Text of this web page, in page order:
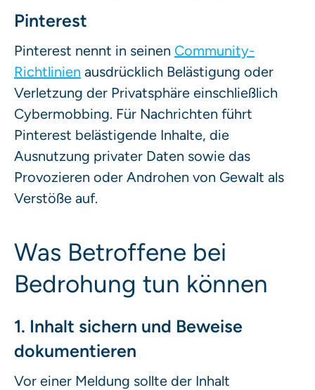
Pinterest
Pinterest nennt in seinen Community-
Richtlinien ausdrücklich Belästigung oder
Verletzung der Privatsphäre einschließlich
Cybermobbing. Für Nachrichten führt
Pinterest belästigende Inhalte, die
Ausnutzung privater Daten sowie das
Provozieren oder Androhen von Gewalt als
Verstöße auf.
Was Betroffene bei
Bedrohung tun können
1. Inhalt sichern und Beweise
dokumentieren
Vor einer Meldung sollte der Inhalt